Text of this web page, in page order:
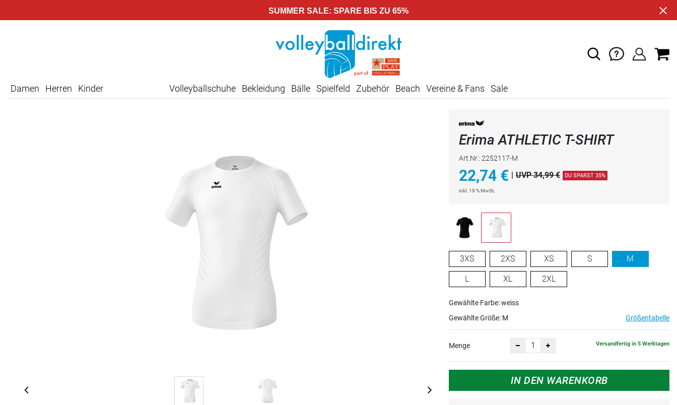
SUMMER SALE: SPARE BIS ZU 65%
Damen Herren Kinder Volleyballschuhe Bekleidung Bälle Spielfeld Zubehör Beach Vereine & Fans Sale
Erima ATHLETIC T-SHIRT
Art.Nr.: 2252117-M
22,74 € UVP 34,99 € DU SPARST 35%
inkl. 19 % MwSt.
3XS 2XS XS S M
L XL 2XL
Gewählte Farbe: weiss
Gewählte Größe: M Größentabelle
Menge Versandfertig in 5 Werktagen
IN DEN WARENKORB